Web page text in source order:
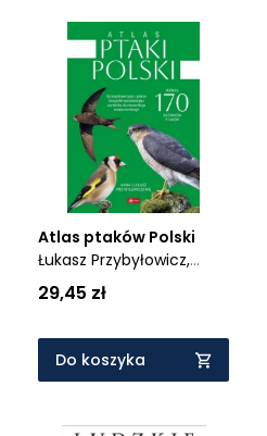
Atlas ptaków Polski
Łukasz Przybyłowicz,
Anna Przybyłowicz
29,45 zł
Do koszyka